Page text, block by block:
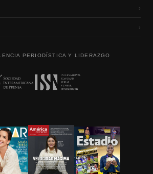
›
›
PERIODÍSTICA Y LIDERAZGO